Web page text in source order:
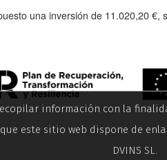
una inversión de 11.020,20 €,
información con la
este sitio web dispone de
DVINS SL.